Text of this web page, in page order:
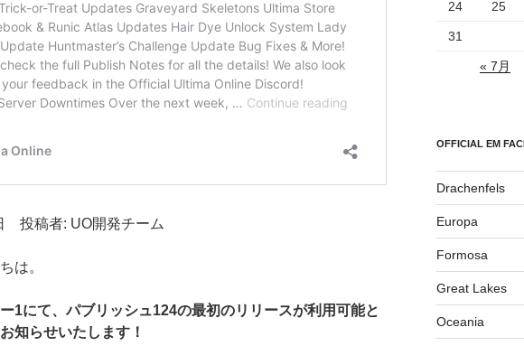
投稿者: UO開発チーム
は。
1にて、パブリッシュ124の最初のリリースが利用可能と
知らせいたします！
24 25
31
« 7月
OFFICIAL EM
Drachenfels
Europa
Formosa
Great Lakes
Oceania